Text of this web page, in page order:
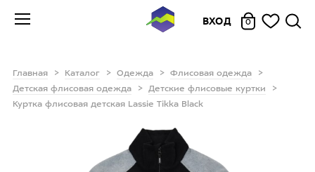
ВХОД 0
Главная Каталог Одежда
Флисовая одежда
Детская флисовая одежда
Детские флисовые куртки
Куртка флисовая детская Lassie Tikka Black